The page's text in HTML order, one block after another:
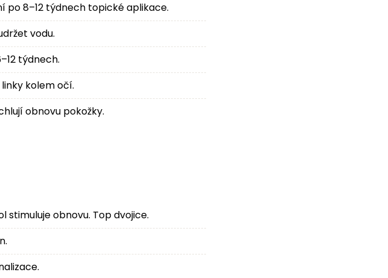
po 8–12 týdnech topické aplikace.
vodu.
týdnech.
kolem očí.
obnovu pokožky.
obnovu. Top dvojice.